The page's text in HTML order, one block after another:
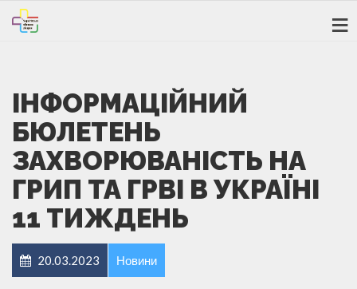
ІНФОРМАЦІЙНИЙ
БЮЛЕТЕНЬ
ЗАХВОРЮВАНІСТЬ НА
ГРИП ТА ГРВІ В УКРАЇНІ
11 ТИЖДЕНЬ
20.03.2023 Новини